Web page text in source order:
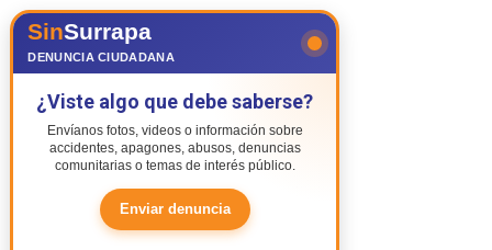
SinSurrapa
DENUNCIA CIUDADANA
¿Viste algo que debe saberse?
Envíanos fotos, videos o información sobre
accidentes, apagones, abusos, denuncias
comunitarias o temas de interés público.
Enviar denuncia